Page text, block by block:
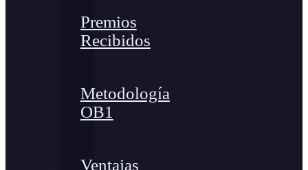
Premios
Recibidos
Metodología
OB1
Ventajas